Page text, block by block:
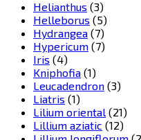
Helianthus (3)
Helleborus (5)
Hydrangea (7)
Hypericum (7)
Iris (4)
Kniphofia (1)
Leucadendron (3)
Liatris (1)
Lilium oriental (21)
Lillium aziatic (12)